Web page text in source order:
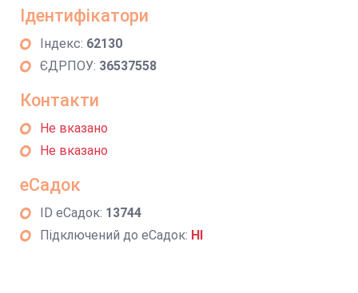
Ідентифікатори
Індекс: 62130
ЄДРПОУ: 36537558
Контакти
Не вказано
Не вказано
еСадок
ID еСадок: 13744
Підключений до еСадок: НІ